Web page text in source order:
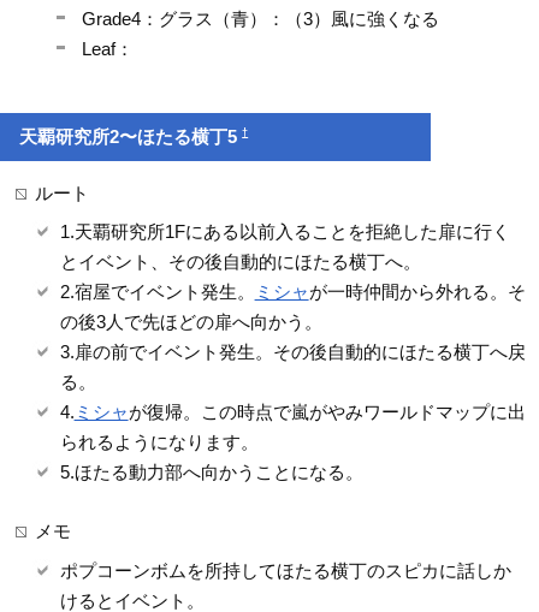
Grade4：グラス（青）：（3）風に強くなる
Leaf：
天覇研究所2〜ほたる横丁5†
ルート
1.天覇研究所1Fにある以前入ることを拒絶した扉に行く
とイベント、その後自動的にほたる横丁へ。
2.宿屋でイベント発生。
ミシャが一時仲間から外れる。そ
の後3人で先ほどの扉へ向かう。
3.扉の前でイベント発生。その後自動的にほたる横丁へ戻
る。
4. ミシャが復帰。この時点で嵐がやみワールドマップに出
られるようになります。
5.ほたる動力部へ向かうことになる。
メモ
ポプコーンボムを所持してほたる横丁のスピカに話しか
けるとイベント。